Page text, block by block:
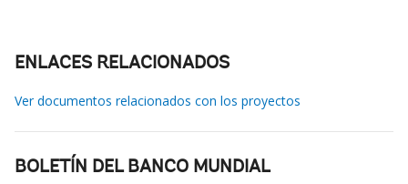
ENLACES RELACIONADOS
Ver documentos relacionados con los proyectos
BOLETÍN DEL BANCO MUNDIAL